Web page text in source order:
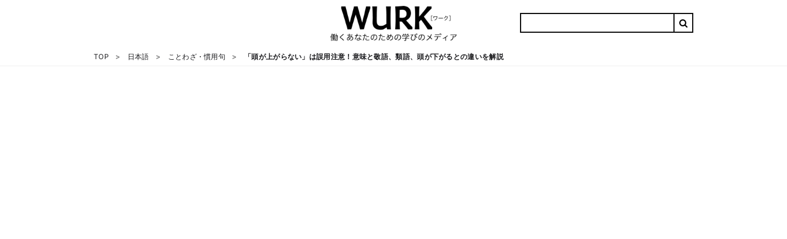
TOP 日本語 ことわざ・慣用句 「頭が上がらない」は誤用注意！意味と敬語、類語、頭が下がるとの違いを解説